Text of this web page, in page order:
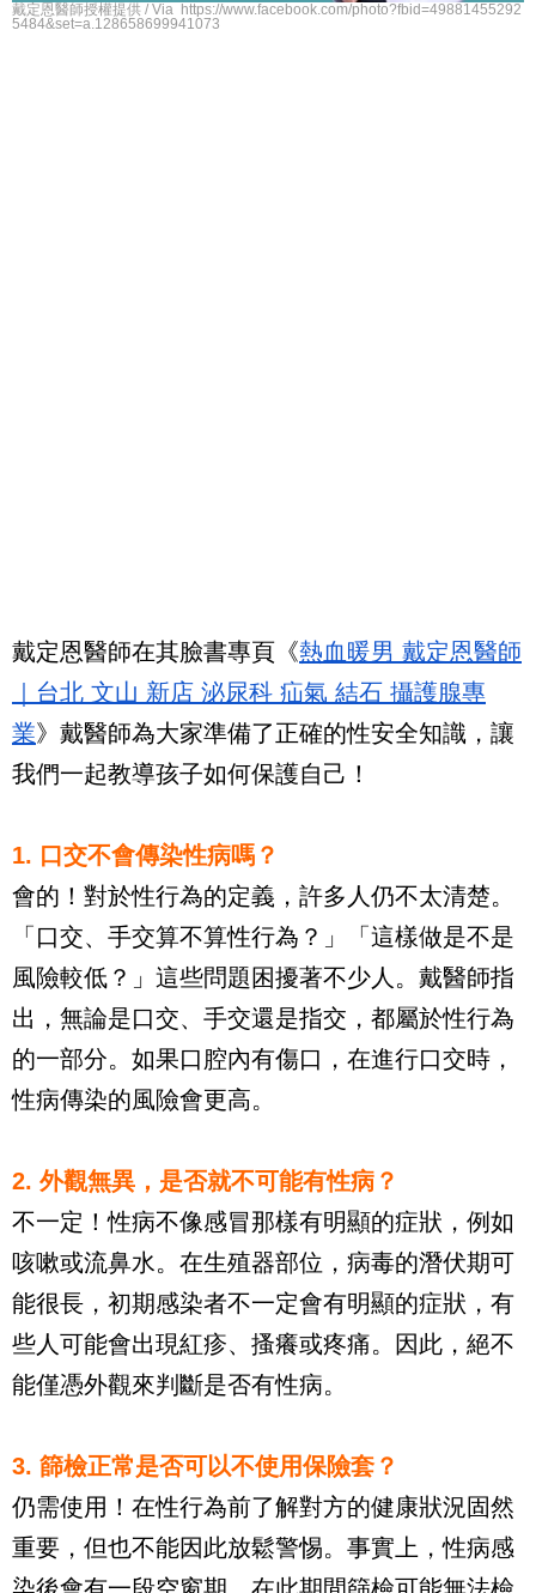
戴定恩醫師授權提供 / Via https://www.facebook.com/photo?fbid=49881455292
5484&set=a.128658699941073
戴定恩醫師在其臉書專頁《熱血暖男 戴定恩醫師
｜台北 文山 新店 泌尿科 疝氣 結石 攝護腺專
業》戴醫師為大家準備了正確的性安全知識，讓
我們一起教導孩子如何保護自己！
1. 口交不會傳染性病嗎？
會的！對於性行為的定義，許多人仍不太清楚。
「口交、手交算不算性行為？」「這樣做是不是
風險較低？」這些問題困擾著不少人。戴醫師指
出，無論是口交、手交還是指交，都屬於性行為
的一部分。如果口腔內有傷口，在進行口交時，
性病傳染的風險會更高。
2. 外觀無異，是否就不可能有性病？
不一定！性病不像感冒那樣有明顯的症狀，例如
咳嗽或流鼻水。在生殖器部位，病毒的潛伏期可
能很長，初期感染者不一定會有明顯的症狀，有
些人可能會出現紅疹、搔癢或疼痛。因此，絕不
能僅憑外觀來判斷是否有性病。
3. 篩檢正常是否可以不使用保險套？
仍需使用！在性行為前了解對方的健康狀況固然
重要，但也不能因此放鬆警惕。事實上，性病感